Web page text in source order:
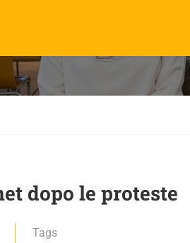
dopo le proteste
Tags